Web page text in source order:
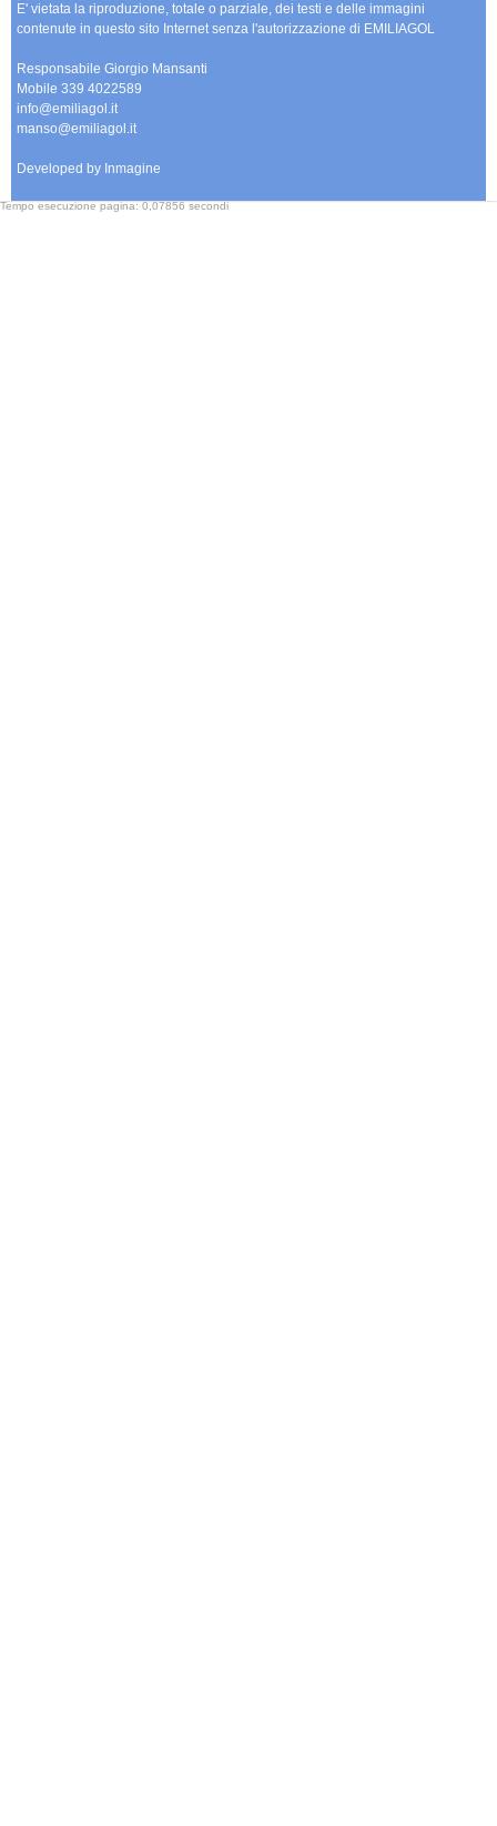
E' vietata la riproduzione, totale o parziale, dei testi e delle immagini
contenute in questo sito Internet senza l'autorizzazione di EMILIAGOL
Responsabile Giorgio Mansanti
Mobile 339 4022589
info@emiliagol.it
manso@emiliagol.it
Developed by Inmagine
Tempo esecuzione pagina: 0,07856 secondi